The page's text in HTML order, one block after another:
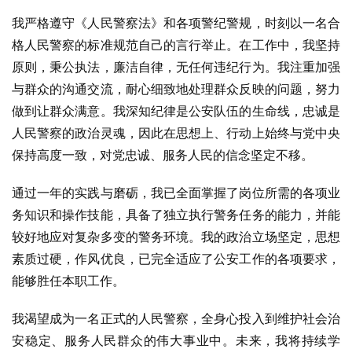
我严格遵守《人民警察法》和各项警纪警规，时刻以一名合
格人民警察的标准规范自己的言行举止。在工作中，我坚持
原则，秉公执法，廉洁自律，无任何违纪行为。我注重加强
与群众的沟通交流，耐心细致地处理群众反映的问题，努力
做到让群众满意。我深知纪律是公安队伍的生命线，忠诚是
人民警察的政治灵魂，因此在思想上、行动上始终与党中央
保持高度一致，对党忠诚、服务人民的信念坚定不移。
通过一年的实践与磨砺，我已全面掌握了岗位所需的各项业
务知识和操作技能，具备了独立执行警务任务的能力，并能
较好地应对复杂多变的警务环境。我的政治立场坚定，思想
素质过硬，作风优良，已完全适应了公安工作的各项要求，
能够胜任本职工作。
我渴望成为一名正式的人民警察，全身心投入到维护社会治
安稳定、服务人民群众的伟大事业中。未来，我将持续学